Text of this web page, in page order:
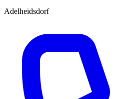
Adelheidsdorf